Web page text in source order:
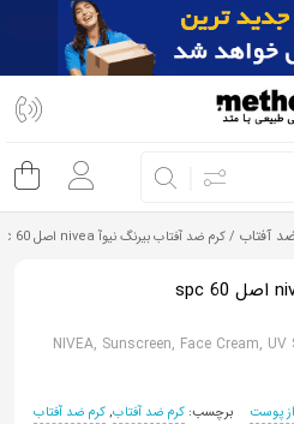
آفتاب / کرم ضد آفتاب بیرنگ نیوآ nivea اصل spc 60
NIVEA, Sunscreen, Face Cream,
پوست برچسب: کرم ضد آفتاب,کرم ضد آفتاب